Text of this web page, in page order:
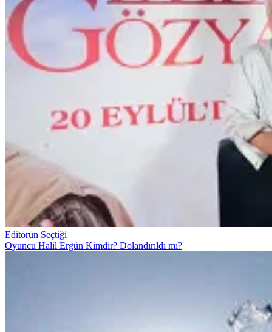
Editörün Seçtiği
Oyuncu Halil Ergün Kimdir? Dolandırıldı mı?